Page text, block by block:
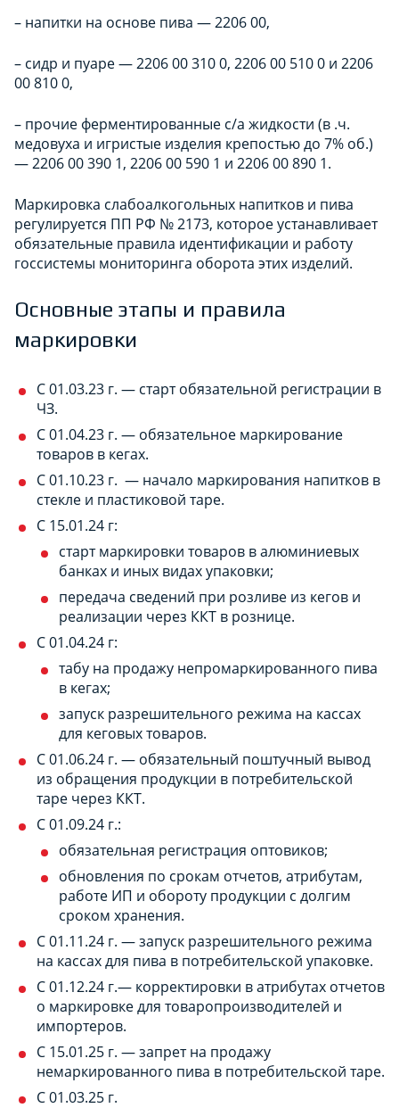
– напитки на основе пива — 2206 00,
– сидр и пуаре — 2206 00 310 0, 2206 00 510 0 и 2206
00 810 0,
– прочие ферментированные с/а жидкости (в .ч.
медовуха и игристые изделия крепостью до 7% об.)
— 2206 00 390 1, 2206 00 590 1 и 2206 00 890 1.
Маркировка слабоалкогольных напитков и пива
регулируется ПП РФ № 2173, которое устанавливает
обязательные правила идентификации и работу
госсистемы мониторинга оборота этих изделий.
Основные этапы и правила
маркировки
С 01.03.23 г. — старт обязательной регистрации в
ЧЗ.
С 01.04.23 г. — обязательное маркирование
товаров в кегах.
С 01.10.23 г. — начало маркирования напитков в
стекле и пластиковой таре.
С 15.01.24 г:
старт маркировки товаров в алюминиевых
банках и иных видах упаковки;
передача сведений при розливе из кегов и
реализации через ККТ в рознице.
С 01.04.24 г:
табу на продажу непромаркированного пива
в кегах;
запуск разрешительного режима на кассах
для кеговых товаров.
С 01.06.24 г. — обязательный поштучный вывод
из обращения продукции в потребительской
таре через ККТ.
С 01.09.24 г.:
обязательная регистрация оптовиков;
обновления по срокам отчетов, атрибутам,
работе ИП и обороту продукции с долгим
сроком хранения.
С 01.11.24 г. — запуск разрешительного режима
на кассах для пива в потребительской упаковке.
С 01.12.24 г.— корректировки в атрибутах отчетов
о маркировке для товаропроизводителей и
импортеров.
С 15.01.25 г. — запрет на продажу
немаркированного пива в потребительской таре.
С 01.03.25 г.